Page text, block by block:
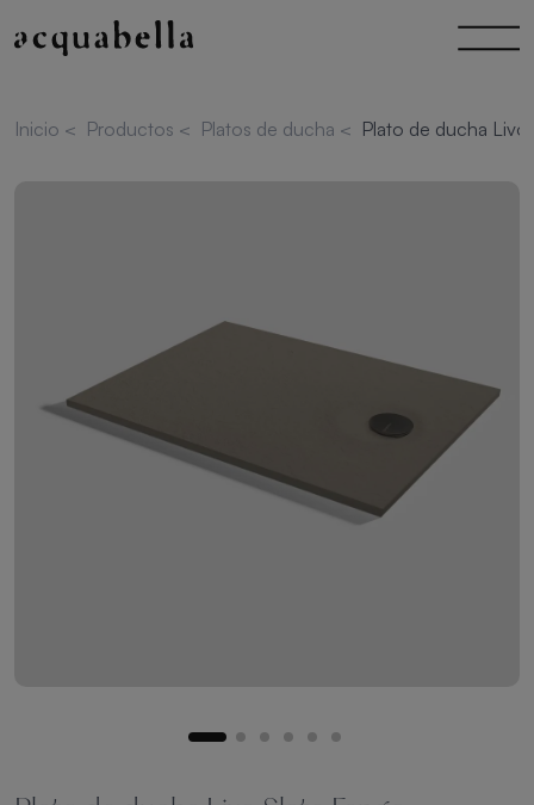
Inicio < Productos < Platos de ducha < Plato de ducha